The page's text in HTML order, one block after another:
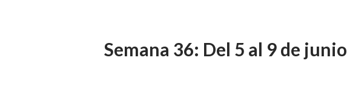
Semana 36: Del 5 al 9 de junio